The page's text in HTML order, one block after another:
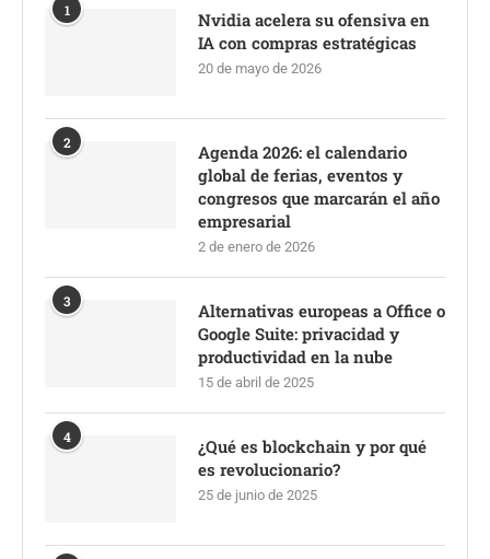
1
Nvidia acelera su ofensiva en
IA con compras estratégicas
20 de mayo de 2026
2
Agenda 2026: el calendario
global de ferias, eventos y
congresos que marcarán el año
empresarial
2 de enero de 2026
3
Alternativas europeas a Office o
Google Suite: privacidad y
productividad en la nube
15 de abril de 2025
4
¿Qué es blockchain y por qué
es revolucionario?
25 de junio de 2025